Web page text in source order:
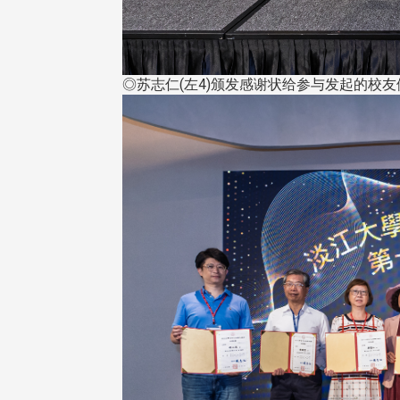
◎苏志仁(左4)颁发感谢状给参与发起的校友